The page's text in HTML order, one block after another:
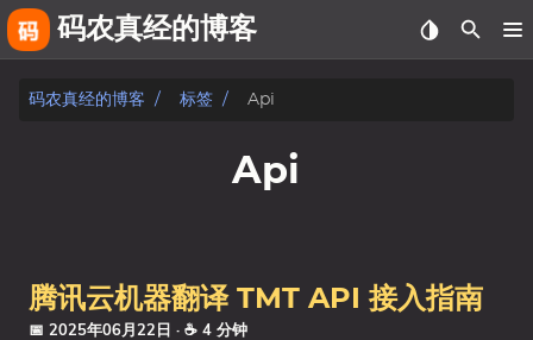
码农真经的博客
关于
文章
码农真经的博客 标签 Api
Api
腾讯云机器翻译 TMT API 接入指南
📅 2025年06月22日 · ☕ 4 分钟